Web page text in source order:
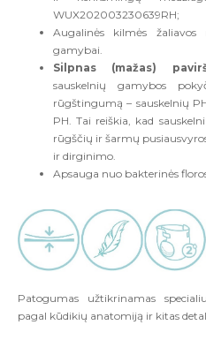
WUX202003230639RH;
Augalinės kilmės žaliavos
gamybai.
Silpnas (mažas)
sauskelnių gamybos
rūgštingumą – sauskelnių
PH. Tai reiškia, kad
rūgščių ir šarmų
ir dirginimo.
Apsauga nuo bakterinės
Patogumas užtikrinamas
pagal kūdikių anatomiją ir kitas